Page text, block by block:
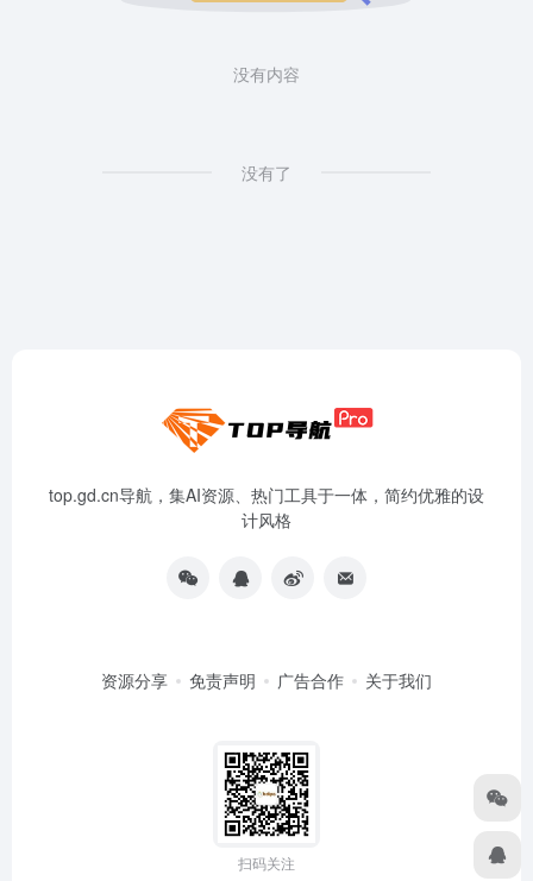
没有内容
没有了
top.gd.cn导航，集AI资源、热门工具于一体，简约优雅的设
计风格
资源分享 免责声明 广告合作 关于我们
扫码关注